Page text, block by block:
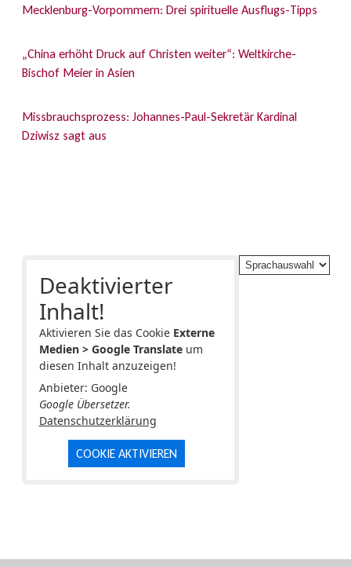
Mecklenburg-Vorpommern: Drei spirituelle Ausflugs-Tipps
„China erhöht Druck auf Christen weiter“: Weltkirche-
Bischof Meier in Asien
Missbrauchsprozess: Johannes-Paul-Sekretär Kardinal
Dziwisz sagt aus
Deaktivierter
Inhalt!
Aktivieren Sie das Cookie Externe
Medien > Google Translateum
diesen Inhalt anzuzeigen!
Anbieter: Google
Google Übersetzer.
Datenschutzerklärung
COOKIE AKTIVIEREN